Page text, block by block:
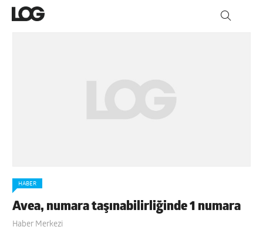
HABER
Avea, numara taşınabilirliğinde 1 numara
Haber Merkezi